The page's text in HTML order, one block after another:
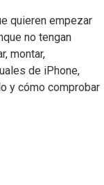
quieren empezar
no tengan
montar,
de iPhone,
y cómo comprobar